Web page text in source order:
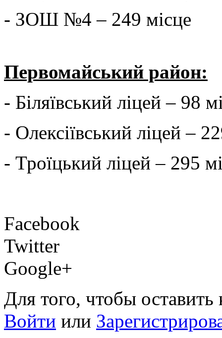
- ЗОШ №4 – 249 місце
Первомайський район:
- Біляївський ліцей – 98
- Олексіївський ліцей –
- Троїцький ліцей – 295
Facebook
Twitter
Google+
Для того, чтобы
Войти или